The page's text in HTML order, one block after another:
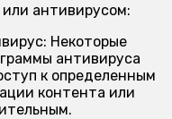
антивирусом:
Некоторые
антивируса
к определенным
контента или